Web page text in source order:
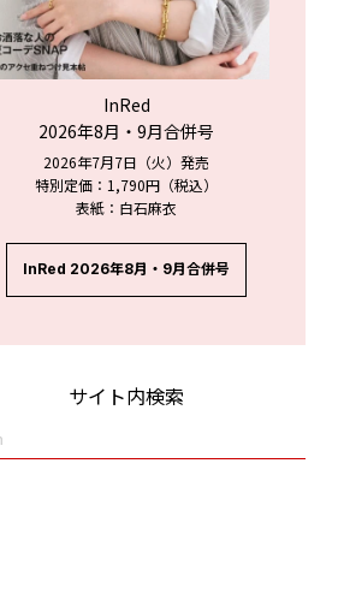
InRed
2026年8月・9月合併号
2026年7月7日（火）発売
特別定価：1,790円（税込）
表紙：白石麻衣
InRed 2026年8月・9月合併号
サイト内検索